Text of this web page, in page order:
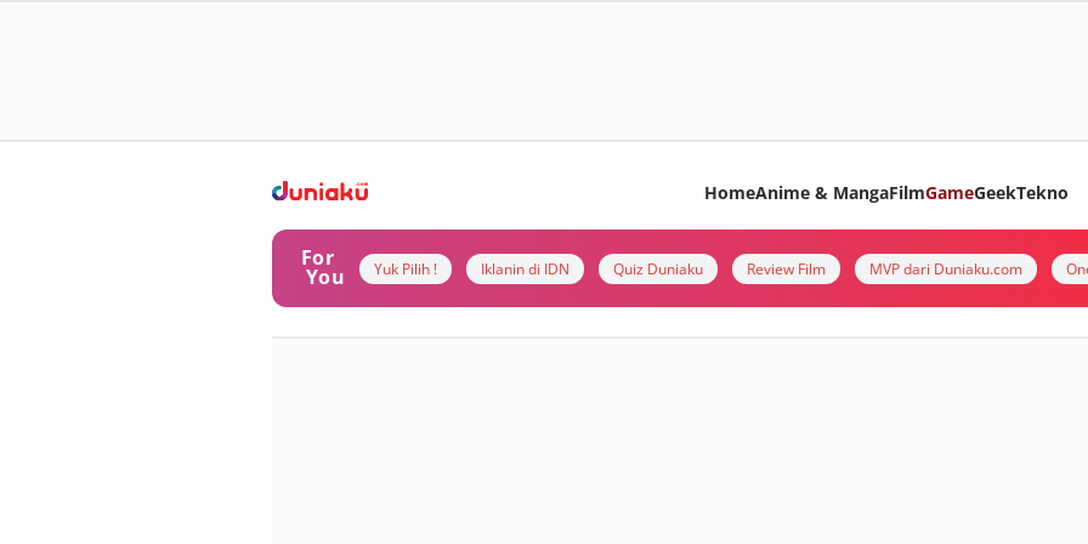
HomeAnime & MangaFilmGameGeekTekno
For
You Yuk Pilih ! Iklanin di IDN Quiz Duniaku Review Film MVP dari Duniaku.com